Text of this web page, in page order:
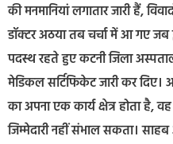
की मनमानियां लगातार जारी हैं,
डॉक्टर अठया तब चर्चा में आ गए
पदस्थ रहते हुए कटनी जिला
मेडिकल सर्टिफिकेट जारी कर
का अपना एक कार्य क्षेत्र होता है,
जिम्मेदारी नहीं संभाल सकता।